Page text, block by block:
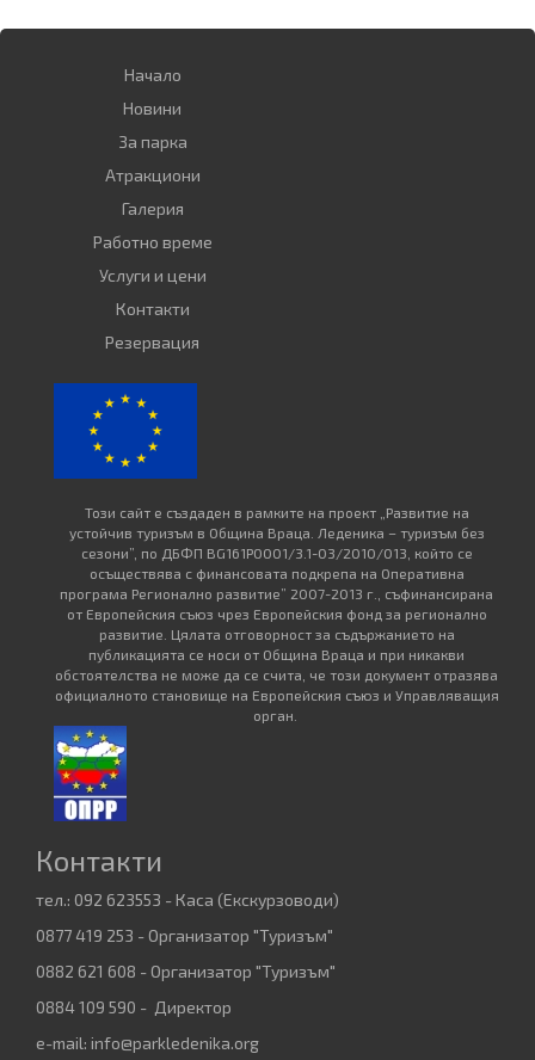
Начало
Новини
За парка
Атракциoни
Галерия
Работно време
Услуги и цени
Контакти
Резервация
Този сайт е създаден в рамките на проект „Развитие на
устойчив туризъм в Община Враца. Леденика – туризъм без
сезони”, по ДБФП BG161PO001/3.1-03/2010/013, който се
осъществява с финансовата подкрепа на Оперативна
програма Регионално развитие” 2007-2013 г., съфинансирана
от Европейския съюз чрез Европейския фонд за регионално
развитие. Цялата отговорност за съдържанието на
публикацията се носи от Община Враца и при никакви
обстоятелства не може да се счита, че този документ отразява
официалното становище на Европейския съюз и Управляващия
орган.
Контакти
тел.: 092 623553 - Каса (Екскурзоводи)
0877 419 253 - Организатор "Туризъм"
0882 621 608 - Организатор "Туризъм"
0884 109 590 - Директор
e-mail: info@parkledenika.org